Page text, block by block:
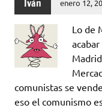
Iván enero 12,
Lo de
comunistas se
eso el comunismo